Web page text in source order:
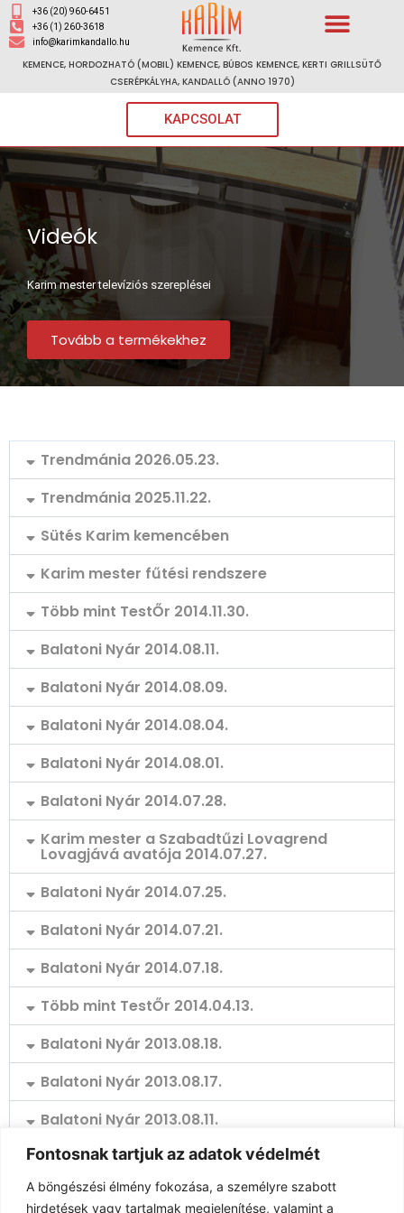
Fontosnak tartjuk az adatok védelmét
A böngészési élmény fokozása, a személyre szabott
hirdetések vagy tartalmak megjelenítése, valamint a
+36 (20) 960-6451
+36 (1) 260-3618
info@karimkandallo.hu
KEMENCE, HORDOZHATÓ (MOBIL) KEMENCE, BÚBOS KEMENCE, KERTI GRILLSÜTŐ
CSERÉPKÁLYHA, KANDALLÓ (ANNO 1970)
KAPCSOLAT
Videók
Karim mester televíziós szereplései
Tovább a termékekhez
Trendmánia 2026.05.23.
Trendmánia 2025.11.22.
Sütés Karim kemencében
Karim mester fűtési rendszere
Több mint TestŐr 2014.11.30.
Balatoni Nyár 2014.08.11.
Balatoni Nyár 2014.08.09.
Balatoni Nyár 2014.08.04.
Balatoni Nyár 2014.08.01.
Balatoni Nyár 2014.07.28.
Karim mester a Szabadtűzi Lovagrend
Lovagjává avatója 2014.07.27.
Balatoni Nyár 2014.07.25.
Balatoni Nyár 2014.07.21.
Balatoni Nyár 2014.07.18.
Több mint TestŐr 2014.04.13.
Balatoni Nyár 2013.08.18.
Balatoni Nyár 2013.08.17.
Balatoni Nyár 2013.08.11.
Balatoni Nyár 2013.06.19.
Család-Barát 2009.02.06.